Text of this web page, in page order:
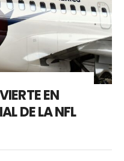
EN
DE LA NFL